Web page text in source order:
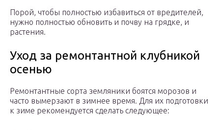
Порой, чтобы полностью избавиться от вредителей,
нужно полностью обновить и почву на грядке, и
растения.
Уход за ремонтантной клубникой
осенью
Ремонтантные сорта земляники боятся морозов и
часто вымерзают в зимнее время. Для их подготовки
к зиме рекомендуется сделать следующее: